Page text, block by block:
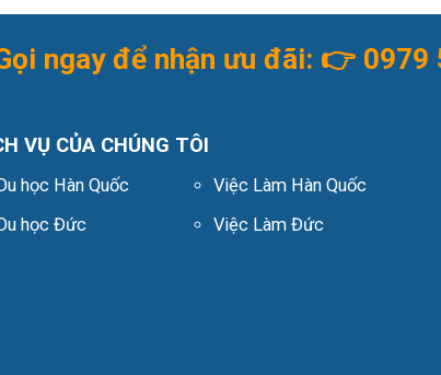
ngay để nhận ưu đãi: 👉 0979
VỤ CỦA CHÚNG TÔI
học Hàn Quốc
học Đức
Việc Làm Hàn Quốc
Việc Làm Đức